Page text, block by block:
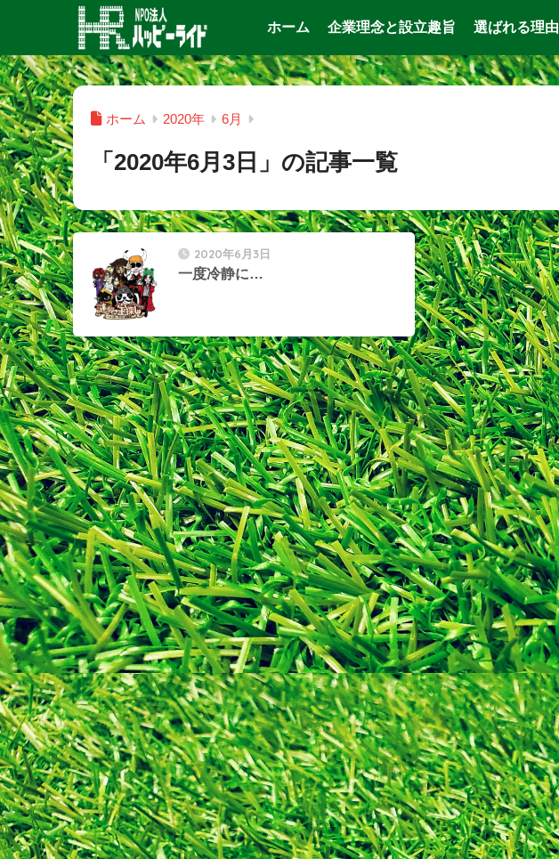
ホーム 企業理念と設立趣旨 選ばれる理由
ホーム 2020年 6月
「2020年6月3日」の記事一覧
2020年6月3日
一度冷静に…